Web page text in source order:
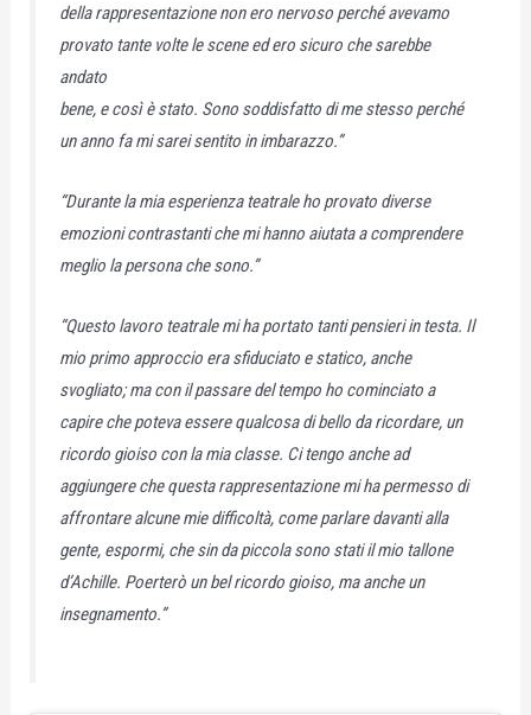
della rappresentazione non ero nervoso perché avevamo
provato tante volte le scene ed ero sicuro che sarebbe
andato
bene, e così è stato. Sono soddisfatto di me stesso perché
un anno fa mi sarei sentito in imbarazzo.”
“Durante la mia esperienza teatrale ho provato diverse
emozioni contrastanti che mi hanno aiutata a comprendere
meglio la persona che sono.”
“Questo lavoro teatrale mi ha portato tanti pensieri in testa. Il
mio primo approccio era sfiduciato e statico, anche
svogliato; ma con il passare del tempo ho cominciato a
capire che poteva essere qualcosa di bello da ricordare, un
ricordo gioiso con la mia classe. Ci tengo anche ad
aggiungere che questa rappresentazione mi ha permesso di
affrontare alcune mie difficoltà, come parlare davanti alla
gente, espormi, che sin da piccola sono stati il mio tallone
d’Achille. Poerterò un bel ricordo gioiso, ma anche un
insegnamento.”